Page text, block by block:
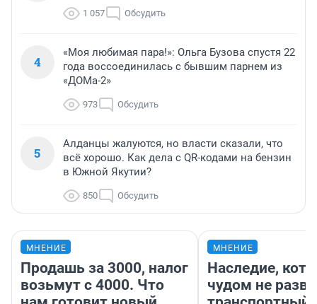
1 057 Обсудить
4
«Моя любимая пара!»: Ольга Бузова спустя 22
года воссоединилась с бывшим парнем из
«ДОМа-2»
973 Обсудить
5
Алданцы жалуются, но власти сказали, что
всё хорошо. Как дела с QR-кодами на бензин
в Южной Якутии?
850 Обсудить
МНЕНИЕ
Продашь за 3000, налог
возьмут с 4000. Что
МНЕНИЕ
Наследие,
чудом не